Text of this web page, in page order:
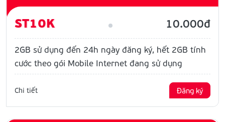
ST10K 10.000đ
2GB sử dụng đến 24h ngày đăng ký, hết 2GB tính
cước theo gói Mobile Internet đang sử dụng
Chi tiết Đăng ký